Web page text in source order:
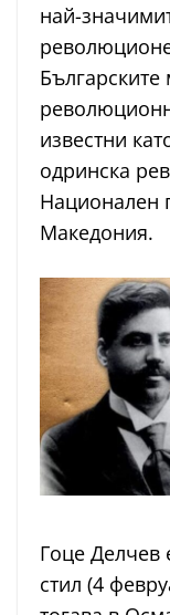
най-
известни
одринска
Национален
Македония.
Гоце Делчев
стил (4